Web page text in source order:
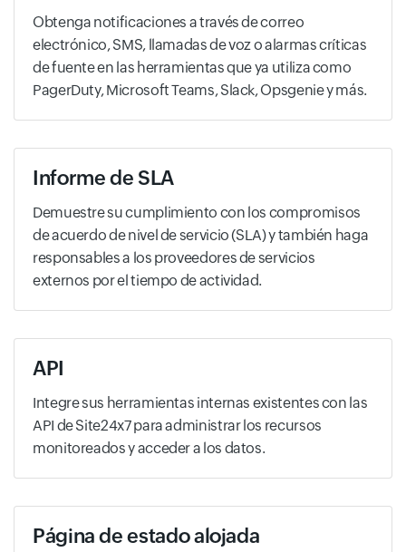
Obtenga notificaciones a través de correo
electrónico, SMS, llamadas de voz o alarmas críticas
de fuente en las herramientas que ya utiliza como
PagerDuty, Microsoft Teams, Slack, Opsgenie y más.
Informe de SLA
Demuestre su cumplimiento con los compromisos
de acuerdo de nivel de servicio (SLA) y también haga
responsables a los proveedores de servicios
externos por el tiempo de actividad.
API
Integre sus herramientas internas existentes con las
API de Site24x7 para administrar los recursos
monitoreados y acceder a los datos.
Página de estado alojada